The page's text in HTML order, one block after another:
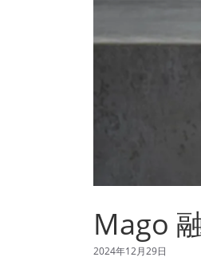
Mago
2024年12月29日